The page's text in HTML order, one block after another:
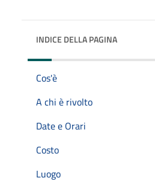
INDICE DELLA PAGINA
Cos'è
A chi è rivolto
Date e Orari
Costo
Luogo